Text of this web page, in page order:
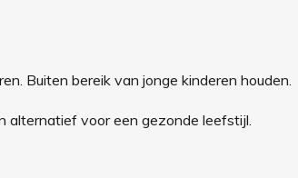
Buiten bereik van jonge kinderen houden.
alternatief voor een gezonde leefstijl.